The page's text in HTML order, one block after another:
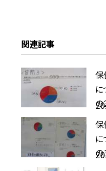
関連記事
保
に
の
保
に
の